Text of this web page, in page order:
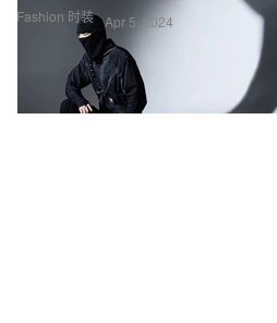
Fashion 时装 Apr 5, 2024